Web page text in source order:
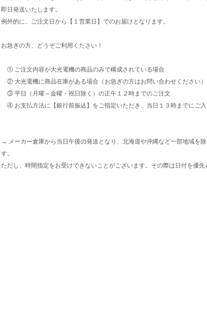
即日発送いたします。
例外的に、ご注文日から【１営業日】でのお届けとなります。
お急ぎの方、どうぞご利用ください！
① ご注文内容が大光電機の商品のみで構成されている場合
② 大光電機に商品在庫がある場合（お急ぎの方はお問い合わせください）
③ 平日（月曜～金曜・祝日除く）の正午１２時までのご注文
④ お支払方法に【銀行前振込】をご指定いただき、当日１３時までにご
→ メーカー倉庫から当日午後の発送となり、北海道や沖縄など一部地域を
す。
ただし、時間指定をお受けできないことがございます。その際は日付を優先